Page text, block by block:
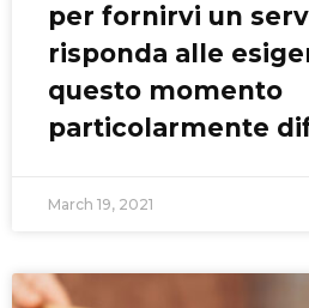
per fornirvi un
risponda alle
questo momento
particolarmente
March 19, 2021